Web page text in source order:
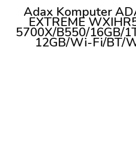
Adax Komputer
EXTREME
5700X/B550/16GB/
12GB/Wi-Fi/BT/